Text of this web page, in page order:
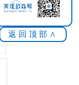
返回顶部∧